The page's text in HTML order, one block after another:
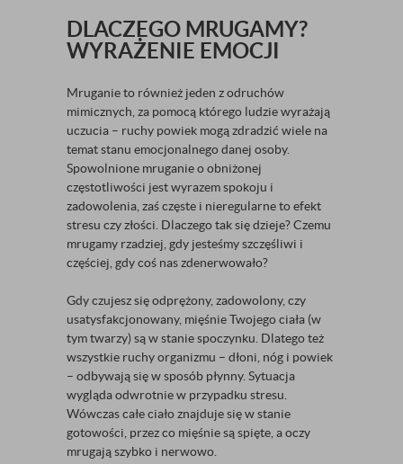
DLACZEGO MRUGAMY?
WYRAŻENIE EMOCJI
Mruganie to również jeden z odruchów
mimicznych, za pomocą którego ludzie wyrażają
uczucia – ruchy powiek mogą zdradzić wiele na
temat stanu emocjonalnego danej osoby.
Spowolnione mruganie o obniżonej
częstotliwości jest wyrazem spokoju i
zadowolenia, zaś częste i nieregularne to efekt
stresu czy złości. Dlaczego tak się dzieje? Czemu
mrugamy rzadziej, gdy jesteśmy szczęśliwi i
częściej, gdy coś nas zdenerwowało?
Gdy czujesz się odprężony, zadowolony, czy
usatysfakcjonowany, mięśnie Twojego ciała (w
tym twarzy) są w stanie spoczynku. Dlatego też
wszystkie ruchy organizmu – dłoni, nóg i powiek
– odbywają się w sposób płynny. Sytuacja
wygląda odwrotnie w przypadku stresu.
Wówczas całe ciało znajduje się w stanie
gotowości, przez co mięśnie są spięte, a oczy
mrugają szybko i nerwowo.